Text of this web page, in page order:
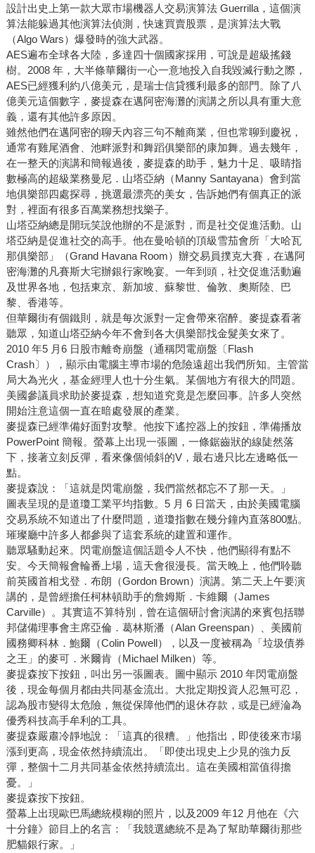
設計出史上第一款大眾市場機器人交易演算法 Guerrilla，這個演
算法能躲過其他演算法偵測，快速買賣股票，是演算法大戰
（Algo Wars）爆發時的強大武器。
AES遍布全球各大陸，多達四十個國家採用，可說是超級搖錢
樹。2008 年，大半條華爾街一心一意地投入自我毀滅行動之際，
AES已經獲利約八億美元，是瑞士信貸獲利最多的部門。除了八
億美元這個數字，麥提森在邁阿密海灘的演講之所以具有重大意
義，還有其他許多原因。
雖然他們在邁阿密的聊天內容三句不離商業，但也常聊到慶祝，
通常有雞尾酒會、池畔派對和舞蹈俱樂部的康加舞。過去幾年，
在一整天的演講和簡報過後，麥提森的助手，魅力十足、吸睛指
數極高的超級業務曼尼．山塔亞納（Manny Santayana）會到當
地俱樂部四處探尋，挑選最漂亮的美女，告訴她們有個真正的派
對，裡面有很多百萬業務想找樂子。
山塔亞納總是開玩笑說他辦的不是派對，而是社交促進活動。山
塔亞納是促進社交的高手。他在曼哈頓的頂級雪茄會所「大哈瓦
那俱樂部」（Grand Havana Room）辦交易員撲克大賽，在邁阿
密海灘的凡賽斯大宅辦銀行家晚宴。一年到頭，社交促進活動遍
及世界各地，包括東京、新加坡、蘇黎世、倫敦、奧斯陸、巴
黎、香港等。
但華爾街有個鐵則，就是每次派對一定會帶來宿醉。麥提森看著
聽眾，知道山塔亞納今年不會到各大俱樂部找金髮美女來了。
2010 年5 月6 日股市離奇崩盤（通稱閃電崩盤〔Flash
Crash〕），顯示由電腦主導市場的危險遠超出我們所知。主管當
局大為光火，基金經理人也十分生氣。某個地方有很大的問題。
美國參議員求助於麥提森，想知道究竟是怎麼回事。許多人突然
開始注意這個一直在暗處發展的產業。
麥提森已經準備好面對攻擊。他按下遙控器上的按鈕，準備播放
PowerPoint 簡報。螢幕上出現一張圖，一條鋸齒狀的線陡然落
下，接著立刻反彈，看來像個傾斜的V，最右邊只比左邊略低一
點。
麥提森說：「這就是閃電崩盤，我們當然都忘不了那一天。」
圖表呈現的是道瓊工業平均指數。5 月 6 日當天，由於美國電腦
交易系統不知道出了什麼問題，道瓊指數在幾分鐘內直落800點。
璀璨廳中許多人都參與了這套系統的建置和運作。
聽眾騷動起來。閃電崩盤這個話題令人不快，他們顯得有點不
安。今天簡報會輪番上場，這天會很漫長。當天晚上，他們聆聽
前英國首相戈登．布朗（Gordon Brown）演講。第二天上午要演
講的，是曾經擔任柯林頓助手的詹姆斯．卡維爾（James
Carville）。其實這不算特別，曾在這個研討會演講的來賓包括聯
邦儲備理事會主席亞倫．葛林斯潘（Alan Greenspan）、美國前
國務卿科林．鮑爾（Colin Powell），以及一度被稱為「垃圾債券
之王」的麥可．米爾肯（Michael Milken）等。
麥提森按下按鈕，叫出另一張圖表。圖中顯示 2010 年閃電崩盤
後，現金每個月都由共同基金流出。大批定期投資人忍無可忍，
認為股市變得太危險，無從保障他們的退休存款，或是已經淪為
優秀科技高手牟利的工具。
麥提森嚴肅冷靜地說：「這真的很糟。」他指出，即使後來市場
漲到更高，現金依然持續流出。「即使出現史上少見的強力反
彈，整個十二月共同基金依然持續流出。這在美國相當值得擔
憂。」
麥提森按下按鈕。
螢幕上出現歐巴馬總統模糊的照片，以及2009 年12 月他在《六
十分鐘》節目上的名言：「我競選總統不是為了幫助華爾街那些
肥貓銀行家。」